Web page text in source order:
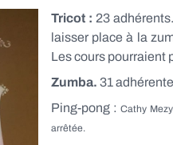
Tricot : 23
laisser place à la
Les cours pourraient
Zumba. 31
Ping-pong : Cathy
arrêtée.